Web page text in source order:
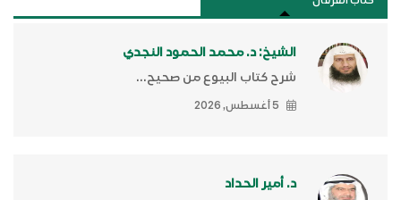
الشيخ: د. محمد الحمود النجدي
شرح كتاب البيوع من صحيح...
5 أغسطس, 2026
د. أمير الحداد